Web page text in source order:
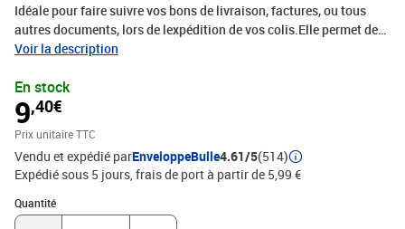
Idéale pour faire suivre vos bons de livraison, factures, ou tous
autres documents, lors de lexpédition de vos colis.Elle permet de
faire voyager les documents d'expédition en même temps que vos
départ et jusquà la livraison.Une réserve de colle évite le fluage de
la colle et facilite le décollage du papier support.Structure
classique : papier dorsal 40 g/m2, film inférieur 30µ, film supérieur
30µpour le format A4 : papier dorsal 60 g/m2, film inférieur 30µ,
film supérieur 40µTous les composants utilisés pour cette
pochette adhésive porte-documents sont conformes aux dernières
évolutions de la réglementation de la commission européenne
Reach.Chacun des matériaux composant cette gamme de
Voir la description
En stock
9,40€
Prix unitaire TTC
Vendu et expédié parEnveloppeBulle4.61/5(514)
Expédié sous 5 jours, frais de port à partir de 5,99 €
Quantité
Quantité : 1